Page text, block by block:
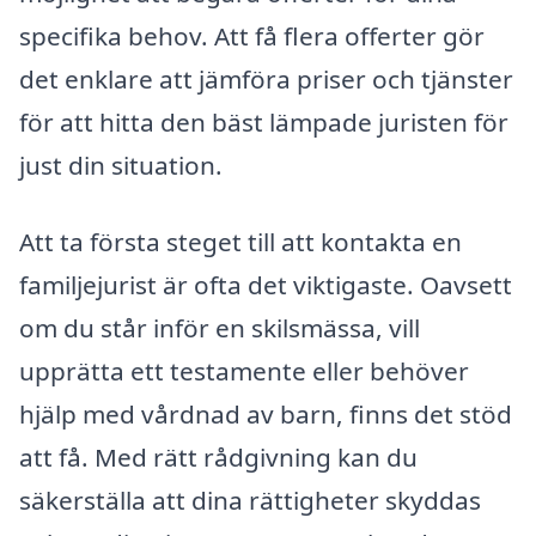
specifika behov. Att få flera offerter gör
det enklare att jämföra priser och tjänster
för att hitta den bäst lämpade juristen för
just din situation.
Att ta första steget till att kontakta en
familjejurist är ofta det viktigaste. Oavsett
om du står inför en skilsmässa, vill
upprätta ett testamente eller behöver
hjälp med vårdnad av barn, finns det stöd
att få. Med rätt rådgivning kan du
säkerställa att dina rättigheter skyddas